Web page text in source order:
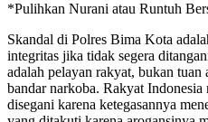
*Pulihkan Nurani atau Runtuh
Skandal di Polres Bima Kota
integritas jika tidak segera
adalah pelayan rakyat, bukan tuan
bandar narkoba. Rakyat
disegani karena ketegasannya